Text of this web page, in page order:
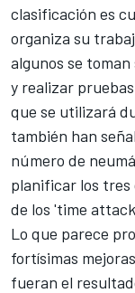
clasificación es
organiza su
algunos se
y realizar
que se utilizará
también han
número de
planificar los tres
de los 'time
Lo que parece
fortísimas
fueran el